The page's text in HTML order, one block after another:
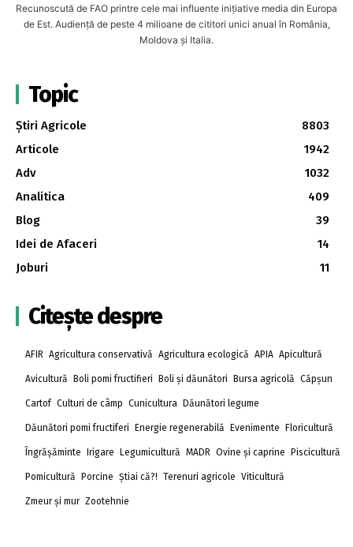
Recunoscută de FAO printre cele mai influente inițiative media din Europa
de Est. Audiență de peste 4 milioane de cititori unici anual în România,
Moldova și Italia.
Topic
Știri Agricole
8803
Articole
1942
Adv
1032
Analitica
409
Blog
39
Idei de Afaceri
14
Joburi
11
Citește despre
AFIR Agricultura conservativă Agricultura ecologică APIA Apicultură
Avicultură Boli pomi fructifieri Boli și dăunători Bursa agricolă Căpșun
Cartof Culturi de câmp Cunicultura Dăunători legume
Dăunători pomi fructiferi Energie regenerabilă Evenimente Floricultură
Îngrășăminte Irigare Legumicultură MADR Ovine și caprine Piscicultură
Pomicultură Porcine Știai că?! Terenuri agricole Viticultură
Zmeur și mur Zootehnie